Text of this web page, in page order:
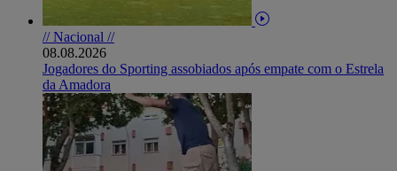
// Nacional //
08.08.2026
Jogadores do Sporting assobiados após empate com o Estrela
da Amadora